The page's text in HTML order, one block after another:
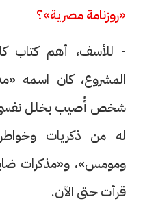
«روزنامة مصرية»؟
- للأسف، أهم كتاب
المشروع، كان اسمه
شخص أُصيب بخلل نفسى،
له من ذكريات
ومومس»، و«مذكرات
قرأت حتى الآن.